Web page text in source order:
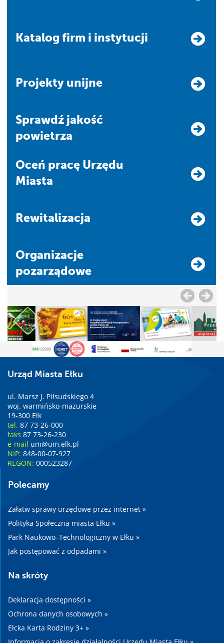
Katalog firm i instytucji
Projekty unijne
Sprawdź jakość
powietrza
Oceń pracę Urzędu
Miasta
Rewitalizacja
Organizacje
pozarządowe
Urząd Miasta Ełku
ul. Marsz J. Piłsudskiego 4
woj. warmińsko-mazurskie
19-300 Ełk
tel. 87 73-26-000
faks 87 73-26-230
e-mail um@um.elk.pl
NIP: 848-00-07-927
REGON: 000523287
Polecamy
Załatw sprawy urzędowe przez internet »
Polityka Społeczna miasta Ełku »
Park Naukowo–Technologiczny w Ełku »
Jak postępować z odpadami »
Na skróty
Deklaracja dostępności »
Ochrona danych osobowych »
Ełcka Karta Rodziny 3+ »